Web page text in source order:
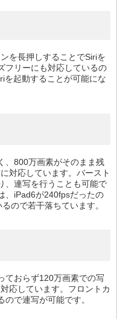
を長押しすることでSiriを
フリーにも対応しているの
を起動することが可能にな
、800万画素がそのまま残
対応しています。バースト
、連写を行うことも可能で
、iPad6が240fpsだったの
ので若干落ちています。
ておらず120万画素での写
応しています。フロントカ
で連写が可能です。